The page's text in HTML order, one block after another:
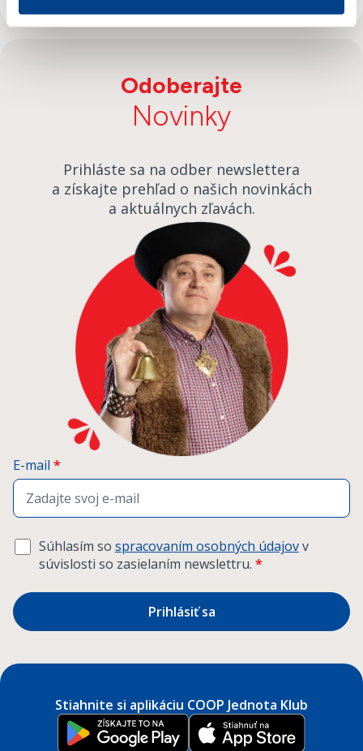
Odoberajte
Novinky
Prihláste sa na odber newslettera
a získajte prehľad o našich novinkách
a aktuálnych zľavách.
E-mail *
Súhlasím so spracovaním osobných údajovv
súvislosti so zasielaním newslettru. *
Prihlásiť sa
Stiahnite si aplikáciu COOP Jednota Klub